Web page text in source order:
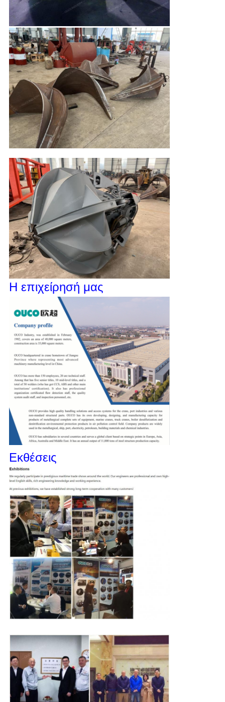
Η επιχείρησή μας
Εκθέσεις